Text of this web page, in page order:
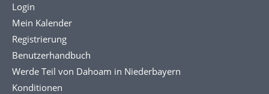
Login
Mein Kalender
Registrierung
Benutzerhandbuch
Werde Teil von Dahoam in Niederbayern
Konditionen